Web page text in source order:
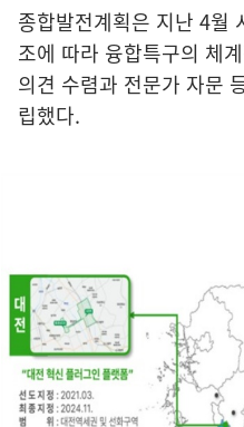
종합발전계획은 지난 4월
조에 따라 융합특구의 체
의견 수렴과 전문가 자문
립했다.